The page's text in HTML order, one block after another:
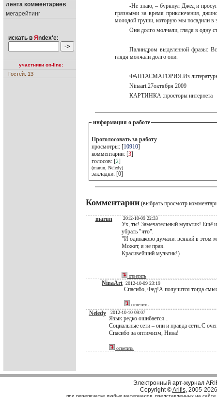
лента комментариев
мегарейтинг
искать в Я ndex'е:
участники on-line:
Гостей: 13
-Не знаю, – буркнул Джед и
грязными за время приключения,
молодой груши, которую мы посадили в
Они долго молчали, глядя в одну
Палиндром выделенной фразы:
глядя молчали долго они.
ФАНТАСМАГОРИЯ.Из
Ninaart.27октября 2009
КАРТИНКА :просторы интернета
информация о работе
Проголосовать за работу
просмотры: [10910]
комментарии: [3]
голосов: [2]
(marun, Neledy)
закладки: [0]
Комментарии (выбрать просмотр
marun 2012-10-09 22:33
Ух, ты! Замечательный мультик! Ещё
убрать "что".
"И одинаково думали: всякий в этом
Может, я не прав.
Красивейший мультик!)
ответить
NinaArt 2012-10-09 23:19
Спасибо, Фед!А получится тогда
ответить
Neledy 2012-10-10 09:07
Язык редко ошибается...
Социальные сети – они и правда сети..С
Спасибо за оптимизм, Нина!
ответить
Электронный арт-журнал
Copyright ©Arifis, 2005-2026
при перепечатке любых материалов, представленных на